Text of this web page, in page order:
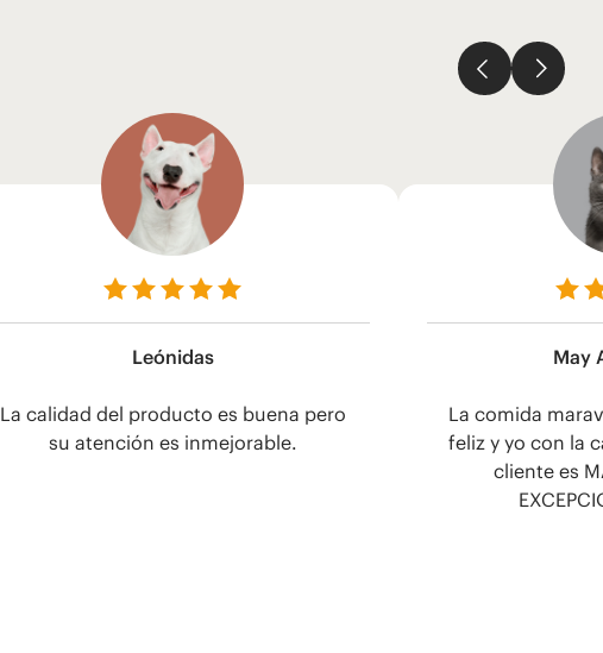
Leónidas
La calidad del producto es buena pero
su atención es inmejorable.
May
La comida
feliz y yo con la
cliente es